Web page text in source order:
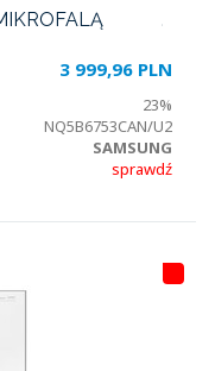
3 999,96 PLN
23%
NQ5B6753CAN/U2
SAMSUNG
sprawdź
HI
S
T